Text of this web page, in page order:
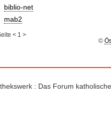
biblio-net
mab2
< 1 >
©
: Das Forum